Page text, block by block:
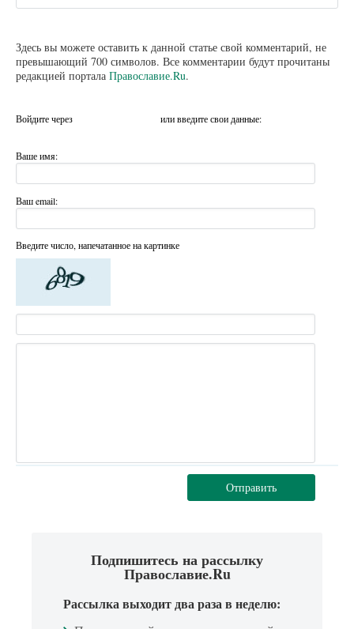
Здесь вы можете оставить к данной статье свой комментарий, не
превышающий 700 символов. Все комментарии будут прочитаны
редакцией портала Православие.Ru.
Войдите через или введите свои данные:
Ваше имя:
Ваш email:
Введите число, напечатанное на картинке
Отправить
Подпишитесь на рассылку
Православие.Ru
Рассылка выходит два раза в неделю: